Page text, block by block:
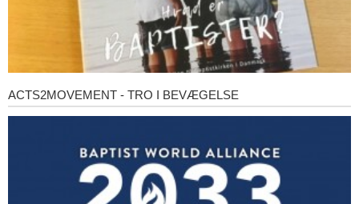
Acts2Movement
ACTS2MOVEMENT - TRO I BEVÆGELSE